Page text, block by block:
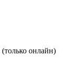
онлайн)